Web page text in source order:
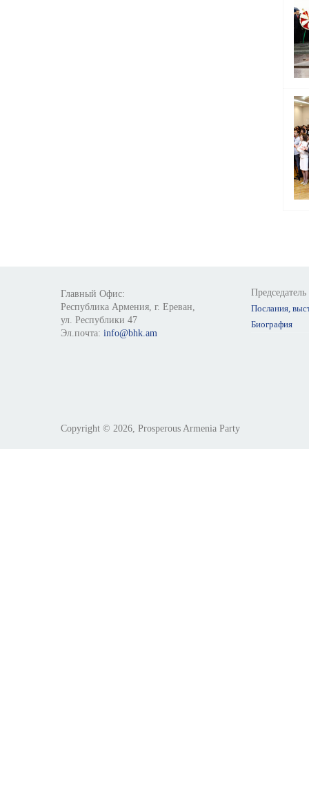
Главный Офис:
Республика Армения, г. Ереван,
ул. Республики 47
Эл.почта: info@bhk.am
Председатель
Послания,
Биография
Copyright © 2026, Prosperous Armenia Party